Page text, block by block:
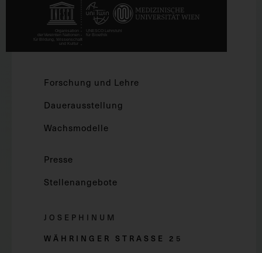
Forschung und Lehre
Dauerausstellung
Wachsmodelle
Presse
Stellenangebote
JOSEPHINUM
WÄHRINGER STRASSE 2 5